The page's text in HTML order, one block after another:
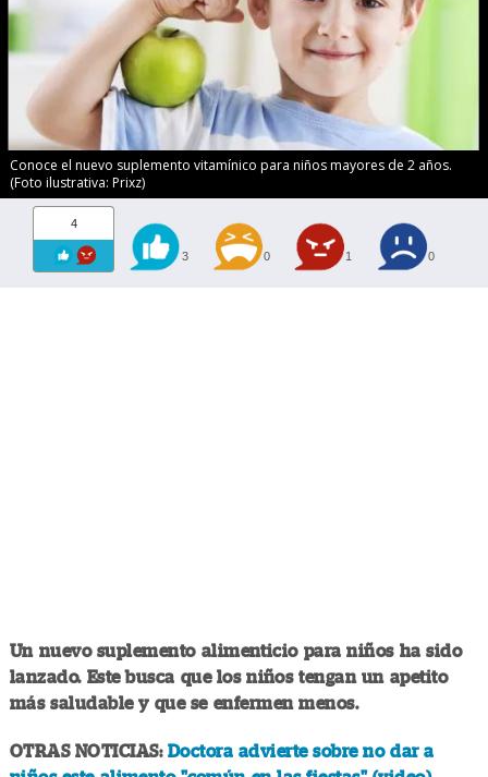
Conoce el nuevo suplemento vitamínico para niños mayores de 2 años.
(Foto ilustrativa: Prixz)
4
3 0 1 0
Un nuevo suplemento alimenticio para niños ha sido
lanzado. Este busca que los niños tengan un apetito
más saludable y que se enfermen menos.
OTRAS NOTICIAS: Doctora advierte sobre no dar a